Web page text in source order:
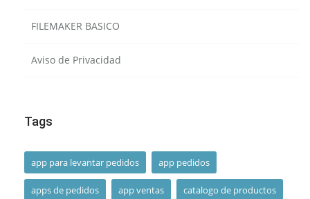
FILEMAKER BASICO
Aviso de Privacidad
Tags
app para levantar pedidos app pedidos
apps de pedidos app ventas catalogo de productos